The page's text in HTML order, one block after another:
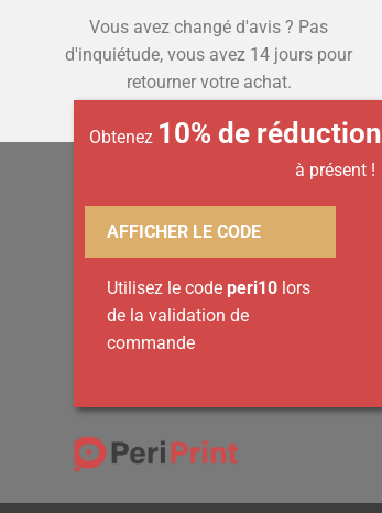
Vous avez changé d'avis ? Pas
d'inquiétude, vous avez 14 jours pour
retourner votre achat.
Obtenez 10% de réduction
à présent !
AFFICHER LE CODE
Utilisez le code peri10 lors
de la validation de
commande